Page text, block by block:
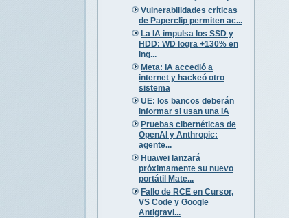
Vulnerabilidades críticas
de Paperclip permiten ac...
La IA impulsa los SSD y
HDD: WD logra +130% en
ing...
Meta: IA accedió a
internet y hackeó otro
sistema
UE: los bancos deberán
informar si usan una IA
Pruebas cibernéticas de
OpenAI y Anthropic:
agente...
Huawei lanzará
próximamente su nuevo
portátil Mate...
Fallo de RCE en Cursor,
VS Code y Google
Antigravi...